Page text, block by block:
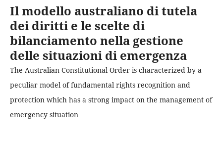
Il modello australiano di tutela
dei diritti e le scelte di
bilanciamento nella gestione
delle situazioni di emergenza
The Australian Constitutional Order is characterized by a
peculiar model of fundamental rights recognition and
protection which has a strong impact on the management of
emergency situation